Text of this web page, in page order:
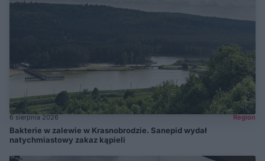
6 sierpnia 2026 Region
Bakterie w zalewie w Krasnobrodzie. Sanepid wydał
natychmiastowy zakaz kąpieli